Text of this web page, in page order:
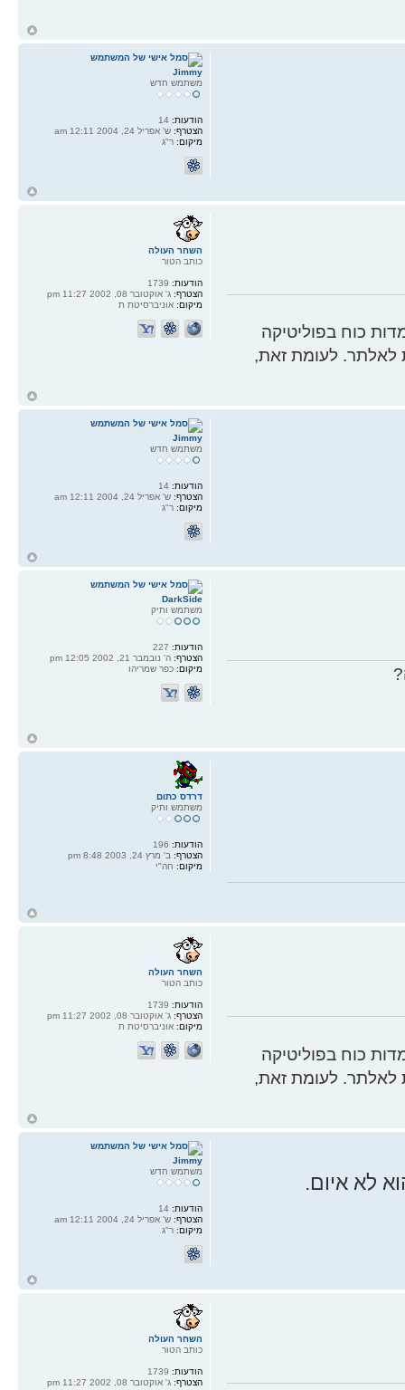
Jimmy
משתמש חדש
הודעות:
הצטרף: ש' אפריל 24, 2004 12:11 am
מיקום: ר"ג
כוח בפוליטיקה
לאלתר. לעומת זאת,
השחר העולה
כותב הטור
הודעות:1739
הצטרף:ג' אוקטובר 08, 2002 11:27 pm
מיקום:אוניברסיטת ת
Jimmy
משתמש חדש
הודעות:
הצטרף: ש' אפריל 24, 2004 12:11 am
מיקום: ר"ג
DarkSide
משתמש ותיק
הודעות:227
הצטרף:ה' נובמבר 21, 2002 12:05 pm
מיקום:כפר שמריהו
דרדס כתום
משתמש ותיק
הודעות:
הצטרף: ב' מרץ 24, 2003 8:48 pm
מיקום: חה"י
כוח בפוליטיקה
לאלתר. לעומת זאת,
השחר העולה
כותב הטור
הודעות:1739
הצטרף:ג' אוקטובר 08, 2002 11:27 pm
מיקום:אוניברסיטת ת
לא איום.
Jimmy
משתמש חדש
הודעות:
הצטרף: ש' אפריל 24, 2004 12:11 am
מיקום: ר"ג
השחר העולה
כותב הטור
הודעות:1739
הצטרף:ג' אוקטובר 08, 2002 11:27 pm